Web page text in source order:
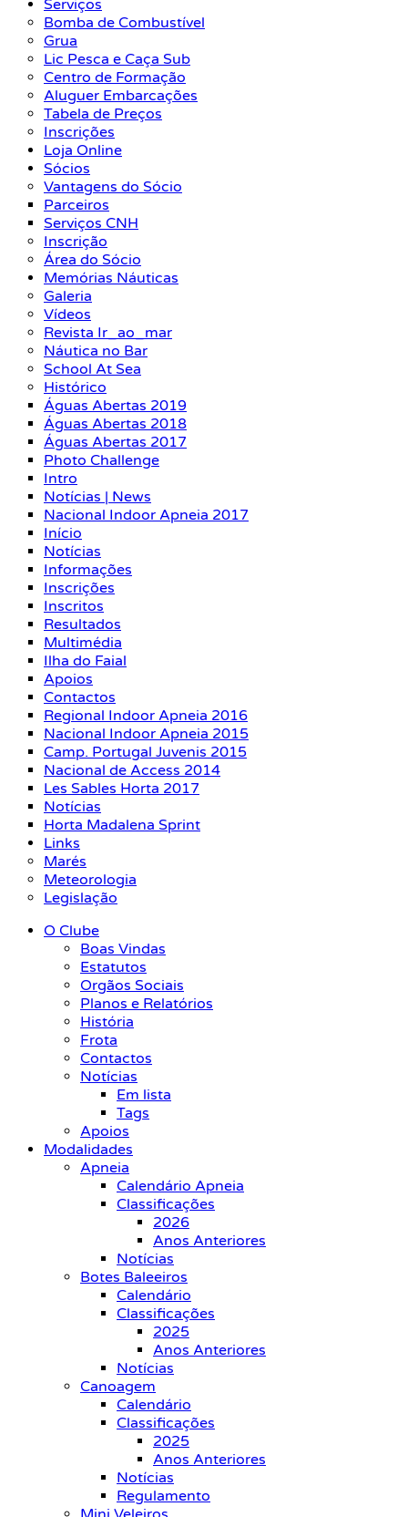
Serviços
Bomba de Combustível
Grua
Lic Pesca e Caça Sub
Centro de Formação
Aluguer Embarcações
Tabela de Preços
Inscrições
Loja Online
Sócios
Vantagens do Sócio
Parceiros
Serviços CNH
Inscrição
Área do Sócio
Memórias Náuticas
Galeria
Vídeos
Revista Ir_ao_mar
Náutica no Bar
School At Sea
Histórico
Águas Abertas 2019
Águas Abertas 2018
Águas Abertas 2017
Photo Challenge
Intro
Notícias | News
Nacional Indoor Apneia 2017
Início
Notícias
Informações
Inscrições
Inscritos
Resultados
Multimédia
Ilha do Faial
Apoios
Contactos
Regional Indoor Apneia 2016
Nacional Indoor Apneia 2015
Camp. Portugal Juvenis 2015
Nacional de Access 2014
Les Sables Horta 2017
Notícias
Horta Madalena Sprint
Links
Marés
Meteorologia
Legislação
O Clube
Boas Vindas
Estatutos
Orgãos Sociais
Planos e Relatórios
História
Frota
Contactos
Notícias
Em lista
Tags
Apoios
Modalidades
Apneia
Calendário Apneia
Classificações
2026
Anos Anteriores
Notícias
Botes Baleeiros
Calendário
Classificações
2025
Anos Anteriores
Notícias
Canoagem
Calendário
Classificações
2025
Anos Anteriores
Notícias
Regulamento